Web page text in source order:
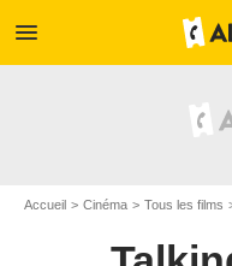
menu
Accueil Cinéma Tous les films